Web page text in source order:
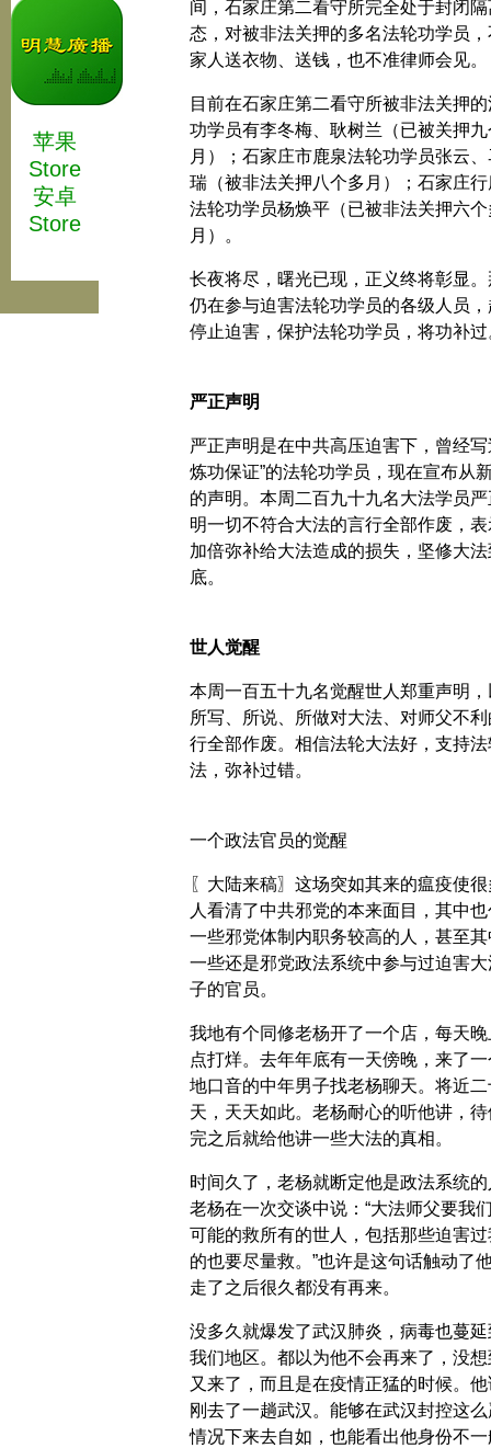
苹果
Store
安卓
Store
间，石家庄第二看守所完全处于封闭隔
态，对被非法关押的多名法轮功学员，
家人送衣物、送钱，也不准律师会见。
目前在石家庄第二看守所被非法关押
功学员有李冬梅、耿树兰（已被关押九
月）；石家庄市鹿泉法轮功学员张云
瑞（被非法关押八个多月）；石家庄行
法轮功学员杨焕平（已被非法关押六个
月）。
长夜将尽，曙光已现，正义终将彰显。
仍在参与迫害法轮功学员的各级人员，
停止迫害，保护法轮功学员，将功补过
严正声明
严正声明是在中共高压迫害下，曾经写
炼功保证”的法轮功学员，现在宣布从
的声明。本周二百九十九名大法学员严
明一切不符合大法的言行全部作废，表
加倍弥补给大法造成的损失，坚修大法
底。
世人觉醒
本周一百五十九名觉醒世人郑重声明，
所写、所说、所做对大法、对师父不
行全部作废。相信法轮大法好，支持法
法，弥补过错。
一个政法官员的觉醒
〖大陆来稿〗这场突如其来的瘟疫使
人看清了中共邪党的本来面目，其中
一些邪党体制内职务较高的人，甚至其
一些还是邪党政法系统中参与过迫害大
子的官员。
我地有个同修老杨开了一个店，每天晚
点打烊。去年年底有一天傍晚，来了
地口音的中年男子找老杨聊天。将近二
天，天天如此。老杨耐心的听他讲，待
完之后就给他讲一些大法的真相。
时间久了，老杨就断定他是政法系统的
老杨在一次交谈中说：“大法师父要我
可能的救所有的世人，包括那些迫害过
的也要尽量救。”也许是这句话触动了
走了之后很久都没有再来。
没多久就爆发了武汉肺炎，病毒也蔓延
我们地区。都以为他不会再来了，没想
又来了，而且是在疫情正猛的时候。
刚去了一趟武汉。能够在武汉封控这
情况下来去自如，也能看出他身份不一